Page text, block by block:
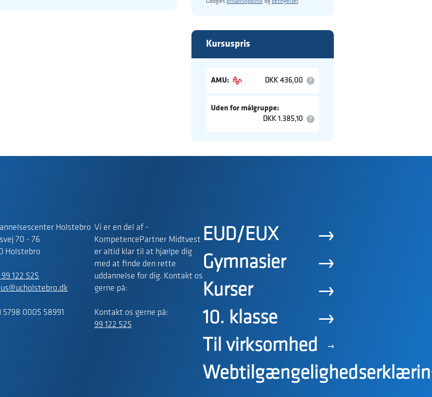
Googles privatlivspolitik og betingelser.
Kursuspris
AMU: DKK 436,00
Uden for målgruppe:
DKK 1.385,10
Holstebro
70 - 76
Holstebro
122 525
5798 0005 58991
Vi er en del af -
KompetencePartner Midtvest
er altid klar til at hjælpe dig
med at finde den rette
uddannelse for dig. Kontakt os
gerne på:
Kontakt os gerne på:
99 122 525
EUD/EUX
Gymnasier
Kurser
10. klasse
Til virksomhed